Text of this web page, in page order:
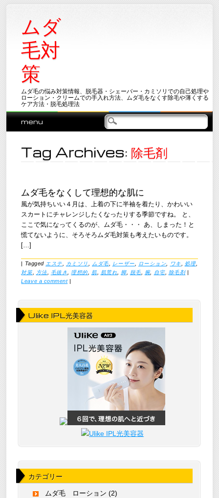
ムダ
毛対
策
ムダ毛の悩み対策情報、脱毛器・シェーバー・カミソリでの自己処理や
ローション・クリームでの手入れ方法、ムダ毛をなくす除毛や薄くする
ケア方法・脱毛処理法
Main menu
Skip
menu
Tag Archives: 除毛剤
ムダ毛をなくして理想的な肌に
風が気持ちいい４月は、上着の下に半袖を着たり、かわいい
スカートにチャレンジしたくなったりする季節ですね。 と、
ここで気になってくるのが、ムダ毛・・・ あ、しまった！と
慌てないように、そろそろムダ毛対策も考えたいものです。
[…]
| Tagged エステ カミソリ ムダ毛 レーザー ローション ワキ 処理,
対策, 方法 毛抜き 理想的 肌 肌荒れ 脚, 脱毛 腕, 自宅, 除毛剤 |
Leave a comment |
Ulike IPL光美容器
Ulike IPL光美容器
カテゴリー
ムダ毛 ローション (2)